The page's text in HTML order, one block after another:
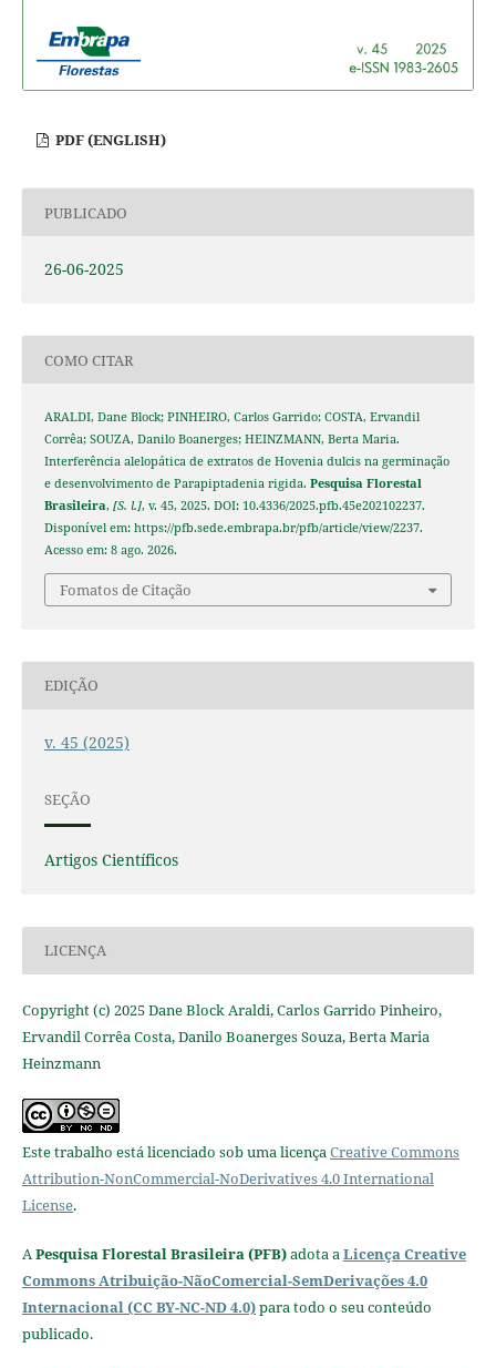
PDF (ENGLISH)
PUBLICADO
26-06-2025
COMO CITAR
ARALDI, Dane Block; PINHEIRO, Carlos Garrido; COSTA, Ervandil
Corrêa; SOUZA, Danilo Boanerges; HEINZMANN, Berta Maria.
Interferência alelopática de extratos de Hovenia dulcis na germinação
e desenvolvimento de Parapiptadenia rigida. Pesquisa Florestal
Brasileira, [S. l.], v. 45, 2025. DOI: 10.4336/2025.pfb.45e202102237.
Disponível em: https://pfb.sede.embrapa.br/pfb/article/view/2237.
Acesso em: 8 ago. 2026.
Fomatos de Citação
EDIÇÃO
v. 45 (2025)
SEÇÃO
Artigos Científicos
LICENÇA
Copyright (c) 2025 Dane Block Araldi, Carlos Garrido Pinheiro,
Ervandil Corrêa Costa, Danilo Boanerges Souza, Berta Maria
Heinzmann
Este trabalho está licenciado sob uma licençaCreative Commons
Attribution-NonCommercial-NoDerivatives 4.0 International
License.
APesquisa Florestal Brasileira (PFB)adota aLicença Creative
Commons Atribuição-NãoComercial-SemDerivações 4.0
Internacional (CC BY-NC-ND 4.0)para todo o seu conteúdo
publicado.